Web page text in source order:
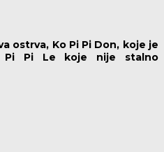
ostrva, Ko Pi Pi Don, koje je
Pi Le koje nije stalno